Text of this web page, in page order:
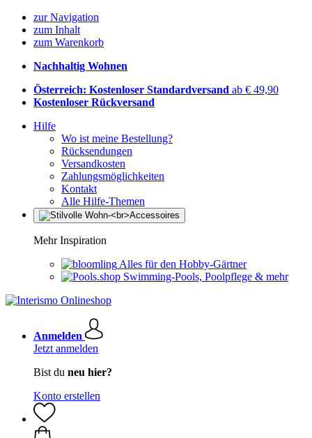
zur Navigation
zum Inhalt
zum Warenkorb
Nachhaltig Wohnen
Österreich: Kostenloser Standardversand ab € 49,90
Kostenloser Rückversand
Hilfe
Wo ist meine Bestellung?
Rücksendungen
Versandkosten
Zahlungsmöglichkeiten
Kontakt
Alle Hilfe-Themen
Mehr Inspiration
Alles für den Hobby-Gärtner
Swimming-Pools, Poolpflege & mehr
Anmelden
Jetzt anmelden
Bist du neu hier?
Konto erstellen